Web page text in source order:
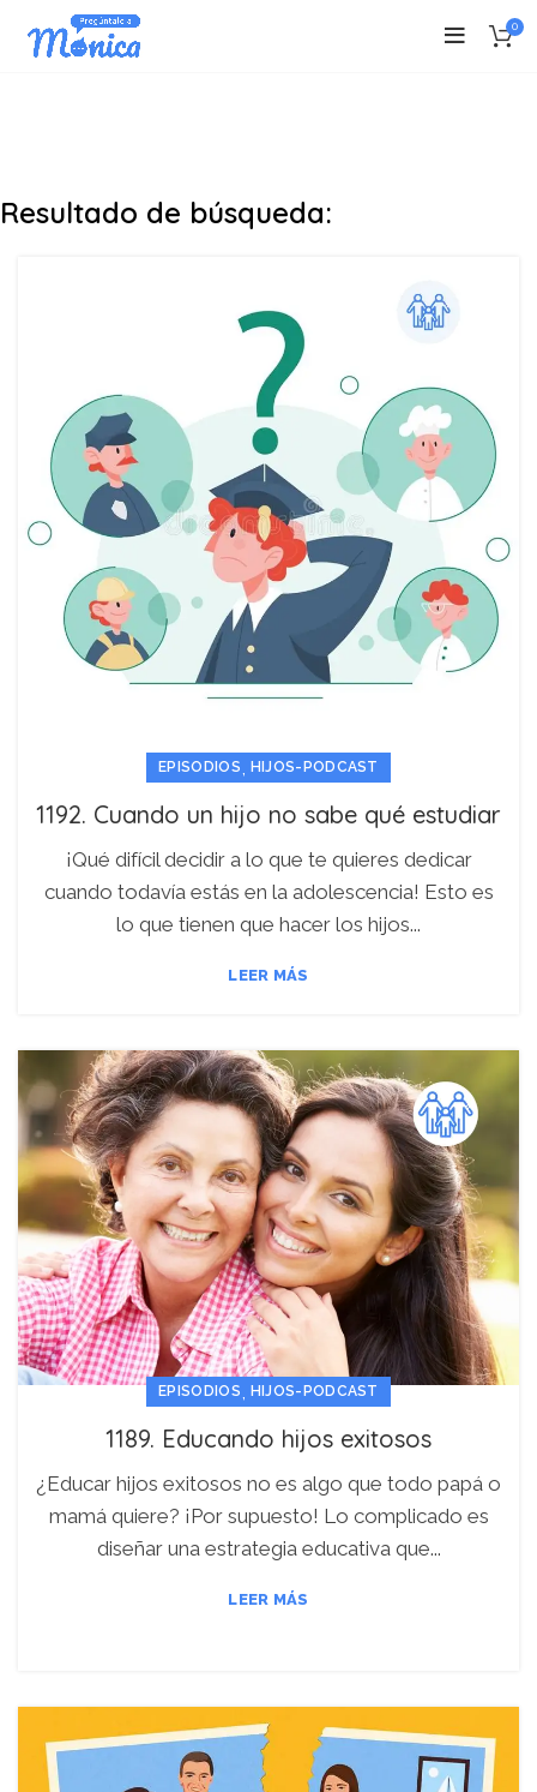
0
Resultado de búsqueda:
EPISODIOS, HIJOS-PODCAST
1192. Cuando un hijo no sabe qué estudiar
¡Qué difícil decidir a lo que te quieres dedicar
cuando todavía estás en la adolescencia! Esto es
lo que tienen que hacer los hijos...
LEER MÁS
EPISODIOS, HIJOS-PODCAST
1189. Educando hijos exitosos
¿Educar hijos exitosos no es algo que todo papá o
mamá quiere? ¡Por supuesto! Lo complicado es
diseñar una estrategia educativa que...
LEER MÁS